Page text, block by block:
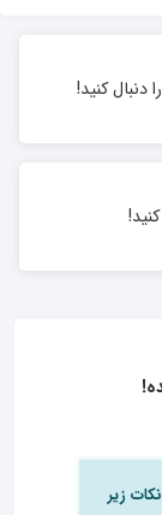
دنبال کنید!
زیر